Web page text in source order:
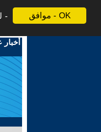
موافق - OK
أخبار